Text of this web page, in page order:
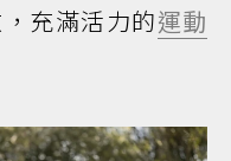
充滿活力的運動